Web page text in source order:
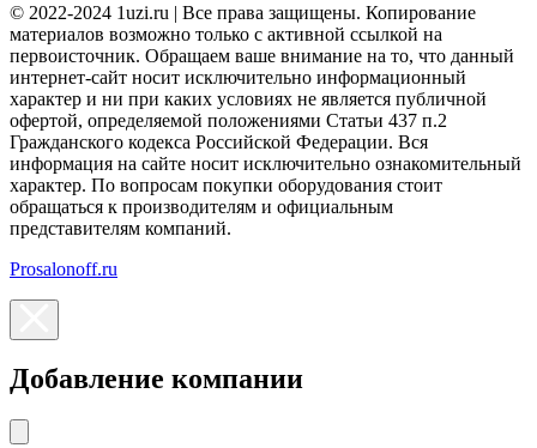
© 2022-2024 1uzi.ru | Все права защищены. Копирование
материалов возможно только с активной ссылкой на
первоисточник. Обращаем ваше внимание на то, что данный
интернет-сайт носит исключительно информационный
характер и ни при каких условиях не является публичной
офертой, определяемой положениями Статьи 437 п.2
Гражданского кодекса Российской Федерации. Вся
информация на сайте носит исключительно ознакомительный
характер. По вопросам покупки оборудования стоит
обращаться к производителям и официальным
представителям компаний.
Prosalonoff.ru
Добавление компании